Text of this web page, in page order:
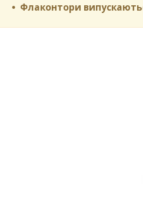
Флаконтори